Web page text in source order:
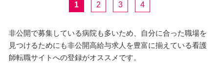
1 2 3 4
非公開で募集している病院も多いため、自分に合った職場を
見つけるためにも非公開高給与求人を豊富に揃えている看護
師転職サイトへの登録がオススメです。